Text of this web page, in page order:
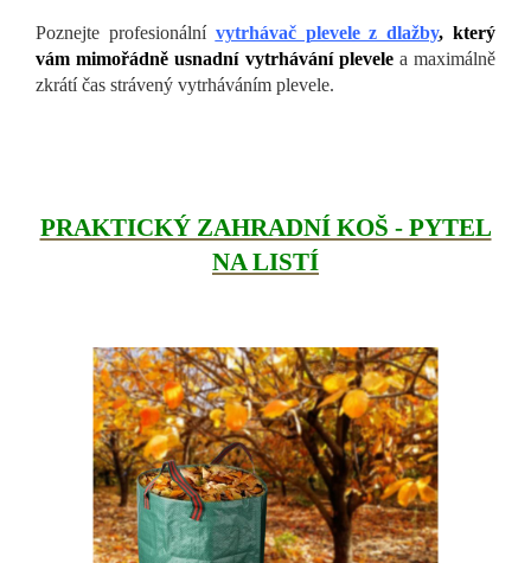
Poznejte profesionální vytrhávač plevele z dlažby, který
vám mimořádně usnadní vytrhávání plevelea maximálně
zkrátí čas strávený vytrháváním plevele.
PRAKTICKÝ ZAHRADNÍ KOŠ - PYTEL
NA LISTÍ